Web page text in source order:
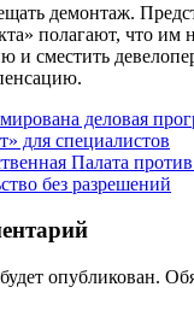
демонтаж.
полагают, что им
и сместить
деловая
для специалистов
Палата
без разрешений
опубликован.